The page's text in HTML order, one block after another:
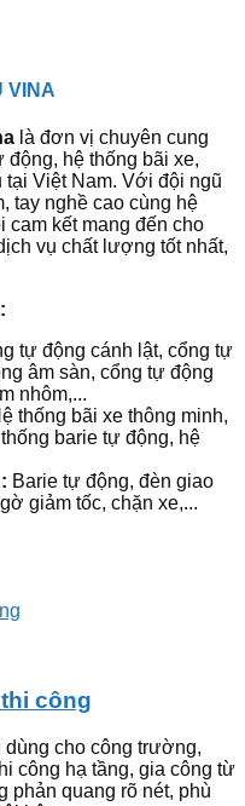
VINA
là đơn vị chuyên cung
động, hệ thống bãi xe,
tại Việt Nam. Với đội ngũ
tay nghề cao cùng hệ
cam kết mang đến cho
vụ chất lượng tốt nhất,
tự động cánh lật, cổng tự
âm sàn, cổng tự động
nhôm,...
thống bãi xe thông minh,
barie tự động, hệ
Barie tự động, đèn giao
giảm tốc, chặn xe,...
công
dùng cho công trường,
công hạ tầng, gia công từ
phản quang rõ nét, phù